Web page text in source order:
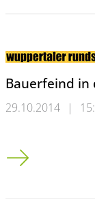
Bauerfeind in
29.10.2014 |
Bauerfeind in der